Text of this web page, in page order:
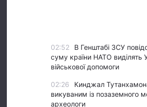
02:52
В Генштабі ЗСУ
суму країни НАТО виділять
військової допомоги
02:26
Кинджал
викуваним із позаземного
археологи